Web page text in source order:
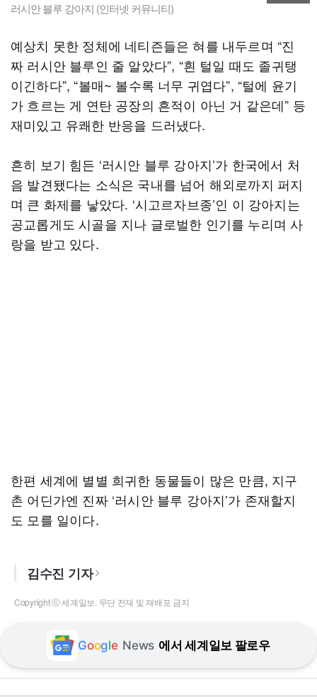
러시안 블루 강아지 (인터넷 커뮤니티)
예상치 못한 정체에 네티즌들은 혀를 내두르며 “진
짜 러시안 블루인 줄 알았다”, “흰 털일 때도 졸귀탱
이긴하다”, “볼매~ 볼수록 너무 귀엽다”, “털에 윤기
가 흐르는 게 연탄 공장의 흔적이 아닌 거 같은데” 등
재미있고 유쾌한 반응을 드러냈다.
흔히 보기 힘든 ‘러시안 블루 강아지’가 한국에서 처
음 발견됐다는 소식은 국내를 넘어 해외로까지 퍼지
며 큰 화제를 낳았다. ‘시고르자브종’인 이 강아지는
공교롭게도 시골을 지나 글로벌한 인기를 누리며 사
랑을 받고 있다.
한편 세계에 별별 희귀한 동물들이 많은 만큼, 지구
촌 어딘가엔 진짜 ‘러시안 블루 강아지’가 존재할지
도 모를 일이다.
김수진 기자
Copyright ⓒ 세계일보. 무단 전재 및 재배포 금지
Google News 에서 세계일보 팔로우